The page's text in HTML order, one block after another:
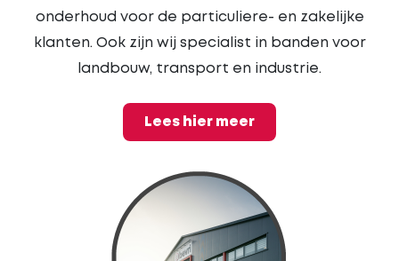
onderhoud voor de particuliere- en zakelijke
klanten. Ook zijn wij specialist in banden voor
landbouw, transport en industrie.
Lees hier meer